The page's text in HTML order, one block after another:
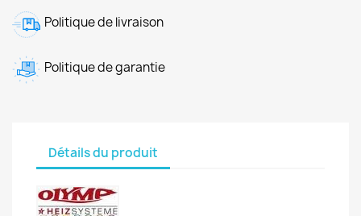
Politique de livraison
Politique de garantie
Détails du produit